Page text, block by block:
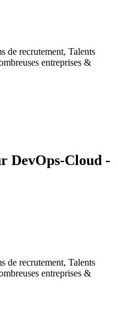
de recrutement, Talents
entreprises &
DevOps-Cloud -
de recrutement, Talents
entreprises &